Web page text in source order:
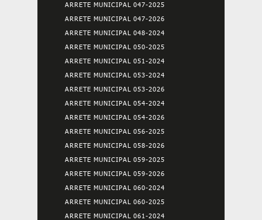
ARRETE MUNICIPAL 047-2025
ARRETE MUNICIPAL 047-2026
ARRETE MUNICIPAL 048-2024
ARRETE MUNICIPAL 050-2025
ARRETE MUNICIPAL 051-2024
ARRETE MUNICIPAL 053-2024
ARRETE MUNICIPAL 053-2026
ARRETE MUNICIPAL 054-2024
ARRETE MUNICIPAL 054-2026
ARRETE MUNICIPAL 056-2025
ARRETE MUNICIPAL 058-2026
ARRETE MUNICIPAL 059-2025
ARRETE MUNICIPAL 059-2026
ARRETE MUNICIPAL 060-2024
ARRETE MUNICIPAL 060-2025
ARRETE MUNICIPAL 061-2024